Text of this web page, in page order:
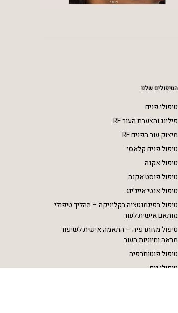
הטיפולים שלנו
טיפולי פנים
פילינג והצערת העור RF
מיצוק עור הפנים RF
טיפול פנים קלאסי
טיפול אקנה
טיפול פוסט אקנה
טיפול אנטי אייג’ינג
טיפול בפיגמנטציה בקליניקה – תהליך טיפולי
מותאם אישית לעור
טיפול מזותרפיה – התאמה אישית לשיפור
מראה וחיוניות העור
טיפול פוטותרפיה
טיפולי גוף